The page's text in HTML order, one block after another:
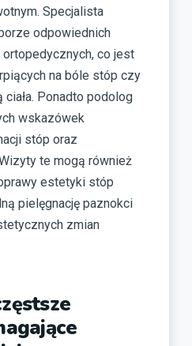
Specjalista
odpowiednich
ortopedycznych, co jest
na bóle stóp czy
Ponadto podolog
wskazówek
stóp oraz
te mogą również
estetyki stóp
pielęgnację paznokci
zmian